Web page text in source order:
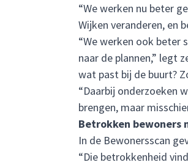
“We werken nu beter
Wijken veranderen, en
“We werken ook beter
naar de plannen,” legt
wat past bij de buurt?
“Daarbij onderzoeken
brengen, maar
Betrokken bewoners
In de Bewonersscan
“Die betrokkenheid